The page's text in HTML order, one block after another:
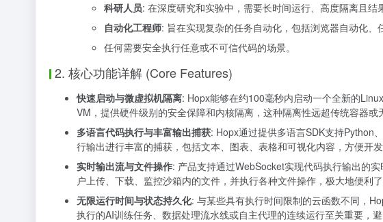
科研人员: 在深度研究和实验中，需要长时间运行、高度隔离且结
自动化工程师: 旨在实现复杂的任务自动化，包括浏览器自动化、
任何需要安全执行任意或不可信代码的场景。
2. 核心功能详解 (Core Features)
快速启动与微虚拟机隔离: Hopx能够在约100毫秒内启动一个全新的
VM，提供硬件级别的安全保障和内核隔离，这种隔离性远超传统容器
多语言代码执行与丰富输出捕获: Hopx通过提供多语言SDK支持Python
行输出进行丰富的捕获，包括文本、图表、表格和可视化内容，方便开
实时输出流与文件操作: 产品支持通过WebSocket实现代码执行输出的
户上传、下载、监控沙箱内的文件，并执行各种文件操作，极大地便利
无限运行时间与状态持久化: 与某些具有执行时间限制的云函数不同，
执行的AI训练任务、数据处理流水线或自主代理的连续运行至关重要，